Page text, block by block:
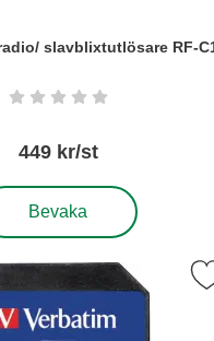
slavblixtutlösare RF-
Betyg: 0 stjärnor av 5
449 kr/st
Bevaka
radio/
minneskort